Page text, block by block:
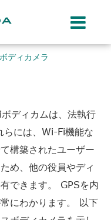
ディカメラ
ディカムは、法執行
らには、Wi-Fi機能な
構築されたユーザー
め、他の役員やディ
できます。 GPSを内
にわかります。 以下